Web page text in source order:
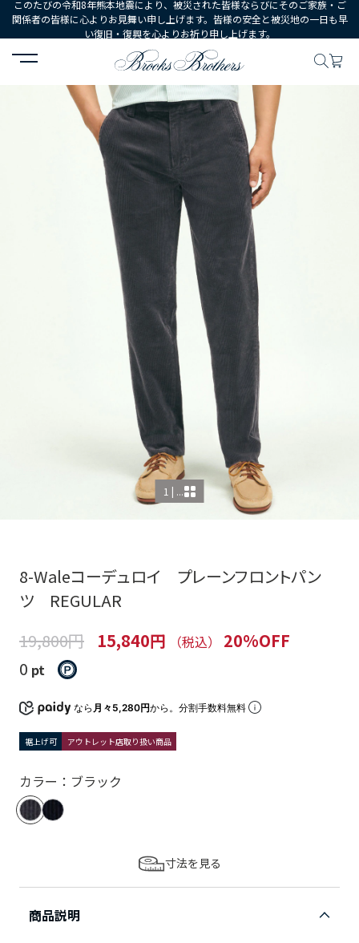
このたびの令和8年熊本地震により、被災された皆様ならびにそのご家族・ご
関係者の皆様に心よりお見舞い申し上げます。皆様の安全と被災地の一日も早
い復旧・復興を心よりお祈り申し上げます。
HOME ウェア ボトムス カジュアルパンツ 8-Waleコ
1 | ...
8-Waleコーデュロイ プレーンフロントパン
ツ REGULAR
19,800円
15,840円 （税込）
20%OFF
0 pt
なら 月々5,280円から。分割手数料無料
裾上げ可 アウトレット店取り扱い商品
カラー：ブラック
寸法を見る
商品説明